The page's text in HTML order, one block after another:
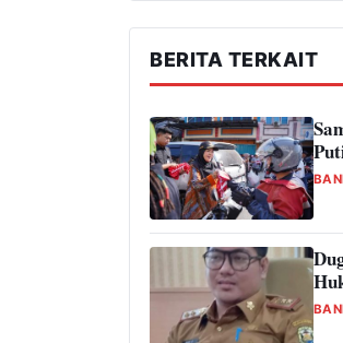
BERITA TERKAIT